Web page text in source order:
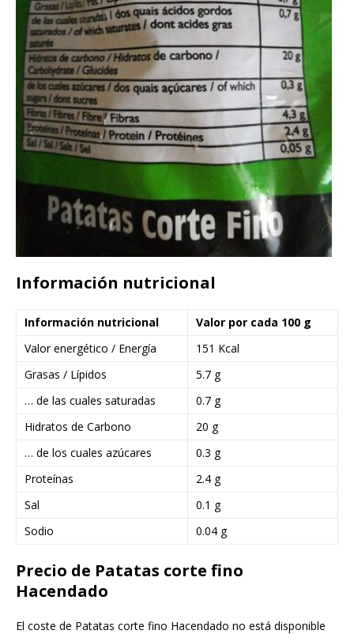
Información nutricional
Información nutricional
Valor por cada 100 g
Valor energético / Energía
151 Kcal
Grasas / Lípidos
5.7 g
… de las cuales saturadas
0.7 g
Hidratos de Carbono
20 g
… de los cuales azúcares
0.3 g
Proteínas
2.4 g
Sal
0.1 g
Sodio
0.04 g
Precio de Patatas corte fino
Hacendado
El coste de Patatas corte fino Hacendado no está disponible